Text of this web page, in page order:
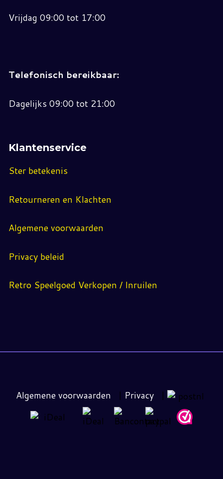
Vrijdag 09:00 tot 17:00
Telefonisch bereikbaar:
Dagelijks 09:00 tot 21:00
Klantenservice
Ster betekenis
Retourneren en Klachten
Algemene voorwaarden
Privacy beleid
Retro Speelgoed Verkopen / Inruilen
Algemene voorwaarden | Privacy |